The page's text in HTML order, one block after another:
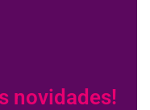
novidades!